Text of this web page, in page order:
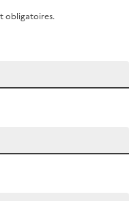
obligatoires.